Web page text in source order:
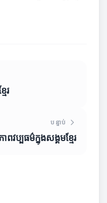
រ
បន្ទាប់
វប្បធម៌ក្នុងសង្គមខ្មែរ